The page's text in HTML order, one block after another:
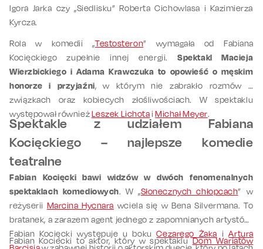
Igora Jarka czy „Siedlisku” Roberta Cichowlasa i Kazimierza
Kyrcza.
Rola w komedii „Testosteron” wymagała od Fabiana
Kocięckiego zupełnie innej energii.Spektakl Macieja
Wierzbickiego i Adama Krawczuka to opowieść o męskim
honorze i przyjaźni, w którym nie zabrakło rozmów o
związkach oraz kobiecych złośliwościach. W spektaklu
występował równieżLeszek LichotaiMichał Meyer.
Spektakle z udziałem Fabiana
Kocięckiego – najlepsze komedie
teatralne
Fabian Kocięcki bawi widzów w dwóch fenomenalnych
spektaklach komediowych. W „Słonecznych chłopcach” w
reżyserii Marcina Hycnara wciela się w Bena Silvermana. To
bratanek, a zarazem agent jednego z zapomnianych artystów.
Fabian Kocięcki występuje u bokuCezarego Żaka iArtura
Fabian Kociecki to aktor, który w spektakluDom Wariatów